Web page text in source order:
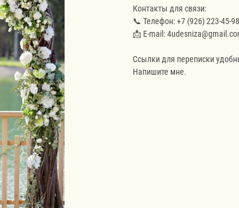
Контакты для связи:
📞 Телефон: +7 (926) 223-45-98
📩 E-mail:
Ссылки для переписки
Напишите мне.